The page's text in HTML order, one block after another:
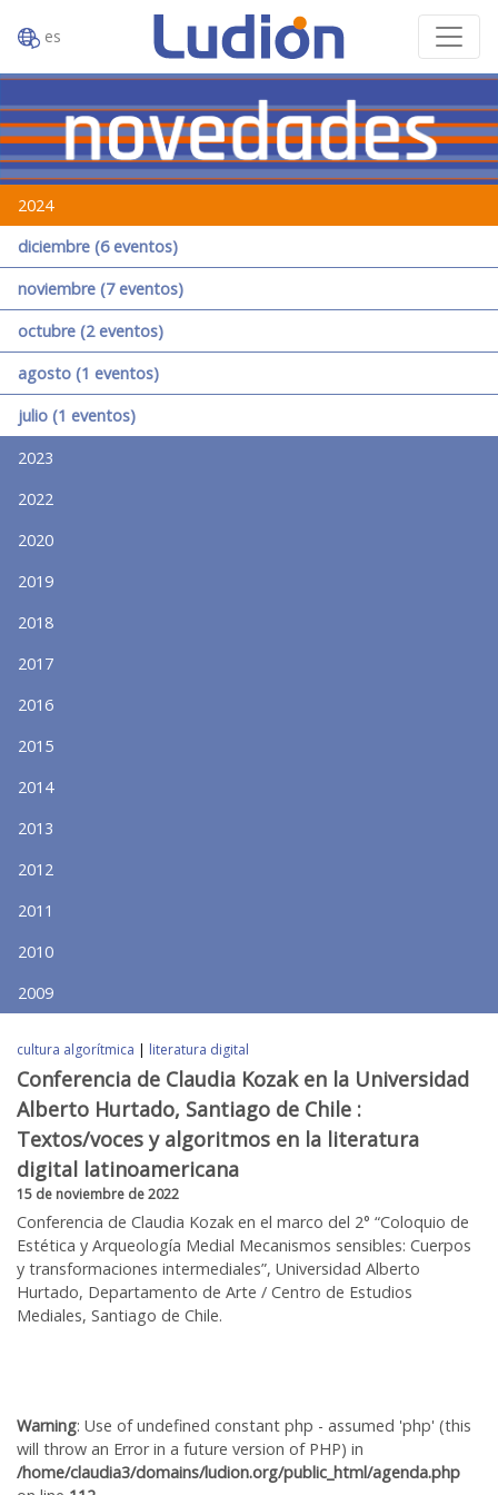
es
2024
diciembre (6 eventos)
noviembre (7 eventos)
octubre (2 eventos)
agosto (1 eventos)
julio (1 eventos)
2023
2022
2020
2019
2018
2017
2016
2015
2014
2013
2012
2011
2010
2009
cultura algorítmica | literatura digital
Conferencia de Claudia Kozak en la Universidad
Alberto Hurtado, Santiago de Chile :
Textos/voces y algoritmos en la literatura
digital latinoamericana
15 de noviembre de 2022
Conferencia de Claudia Kozak en el marco del 2° “Coloquio de
Estética y Arqueología Medial Mecanismos sensibles: Cuerpos
y transformaciones intermediales”, Universidad Alberto
Hurtado, Departamento de Arte / Centro de Estudios
Mediales, Santiago de Chile.
Warning: Use of undefined constant php - assumed 'php' (this
will throw an Error in a future version of PHP) in
/home/claudia3/domains/ludion.org/public_html/agenda.php